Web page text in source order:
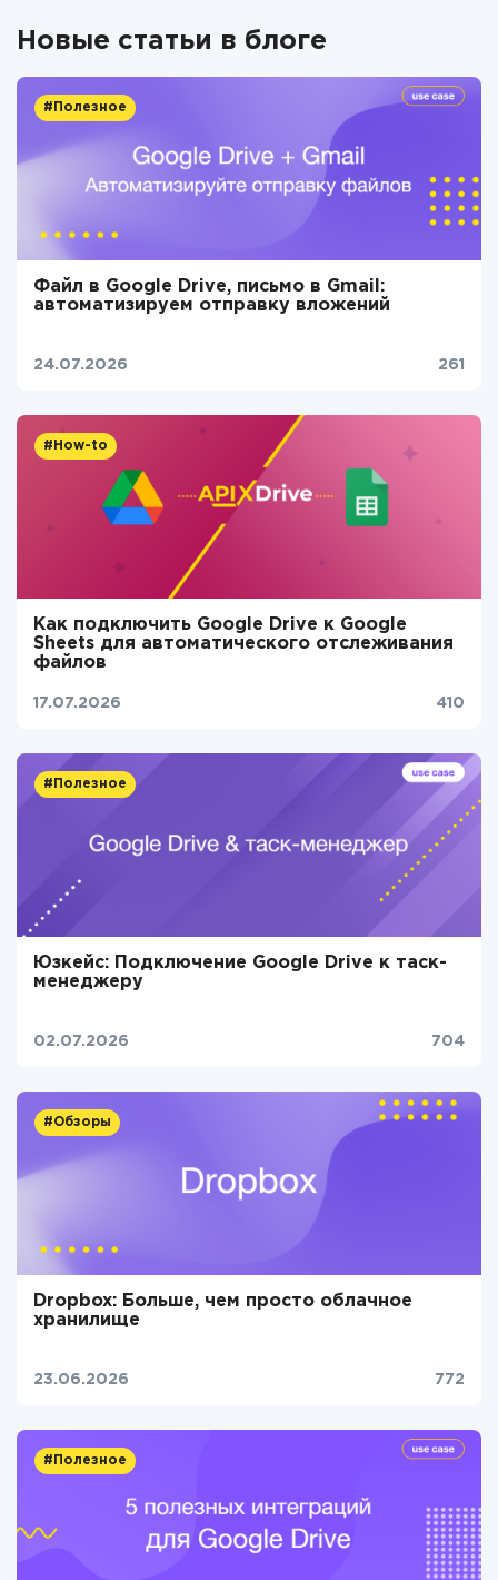
Новые статьи в блоге
#Полезное
Файл в Google Drive, письмо в Gmail:
автоматизируем отправку вложений
24.07.2026 261
#How-to
Как подключить Google Drive к Google
Sheets для автоматического отслеживания
файлов
17.07.2026 410
#Полезное
Юзкейс: Подключение Google Drive к таск-
менеджеру
02.07.2026 704
#Обзоры
Dropbox: Больше, чем просто облачное
хранилище
23.06.2026 772
#Полезное